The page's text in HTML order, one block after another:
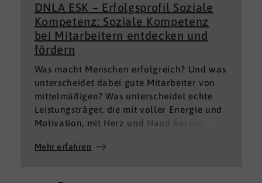
DNLA ESK – Erfolgsprofil Soziale
Kompetenz: Soziale Kompetenz
bei Mitarbeitern entdecken und
fördern
Was macht Menschen erfolgreich? Und was
unterscheidet dabei gute Mitarbeiter von
mittelmäßigen? Was unterscheidet echte
Leistungsträger, die mit voller Energie und
Motivation, mit Herz und Hand bei der
„Job“ machen und von denen, die – aus
Mehr erfahren